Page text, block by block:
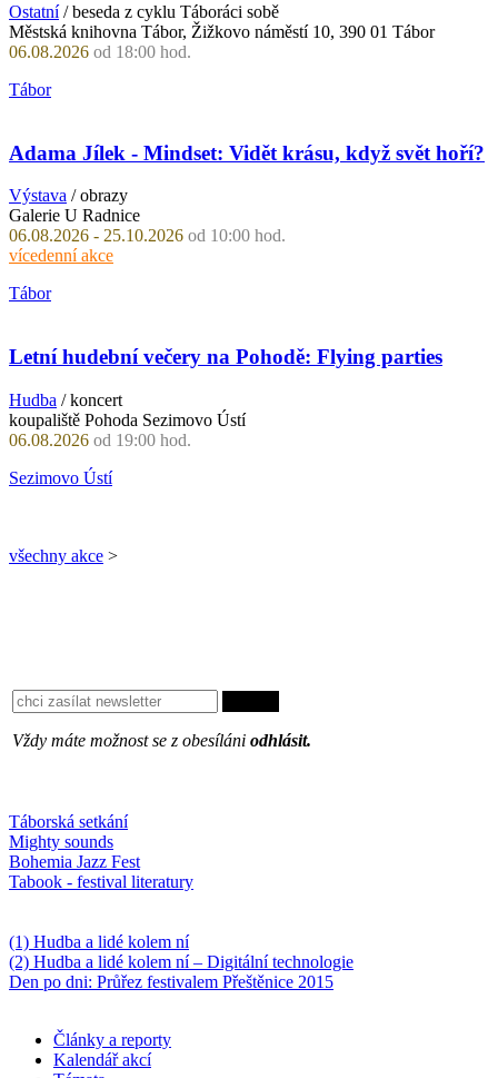
Ostatní/ beseda z cyklu Táboráci sobě
Městská knihovna Tábor, Žižkovo náměstí 10, 390 01 Tábor
06.08.2026 od 18:00 hod.
Tábor
Adama Jílek - Mindset: Vidět krásu, když svět hoří?
Výstava / obrazy
Galerie U Radnice
06.08.2026 - 25.10.2026 od 10:00 hod.
vícedenní akce
Tábor
Letní hudební večery na Pohodě: Flying parties
Hudba / koncert
koupaliště Pohoda Sezimovo Ústí
06.08.2026 od 19:00 hod.
Sezimovo Ústí
všechny akce >
Vždy máte možnost se z obesíláni odhlásit.
Táborská setkání
Mighty sounds
Bohemia Jazz Fest
Tabook - festival literatury
(1) Hudba a lidé kolem ní
(2) Hudba a lidé kolem ní – Digitální technologie
Den po dni: Průřez festivalem Přeštěnice 2015
Články a reporty
Kalendář akcí